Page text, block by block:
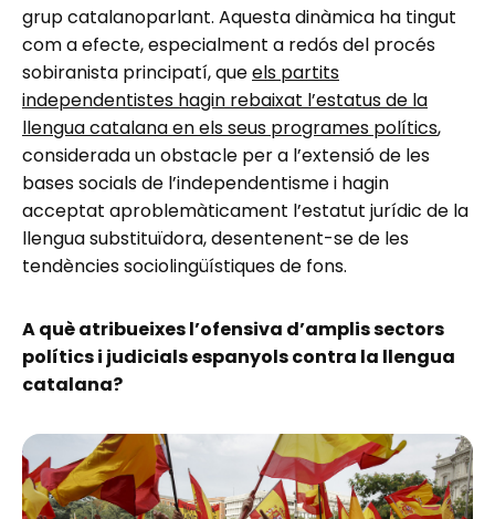
grup catalanoparlant. Aquesta dinàmica ha tingut
com a efecte, especialment a redós del procés
sobiranista principatí, queels partits
independentistes hagin rebaixat l’estatus de la
llengua catalanaen els seus programes polítics,
considerada un obstacle per a l’extensió de les
bases socials de l’independentisme i hagin
acceptat aproblemàticament l’estatut jurídic de la
llengua substituïdora, desentenent-se de les
tendències sociolingüístiques de fons.
A què atribueixes l’ofensiva d’amplis sectors
polítics i judicials espanyols contra la llengua
catalana?